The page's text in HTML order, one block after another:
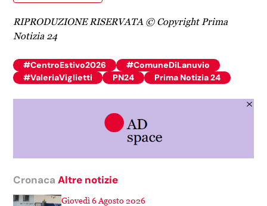
RIPRODUZIONE RISERVATA © Copyright Prima
Notizia 24
#CentroEstivo2026
#ComuneDiLanuvio
#ValeriaViglietti
PN24 Prima Notizia 24
CronacaAltre notizie
Giovedì 6 Agosto 2026